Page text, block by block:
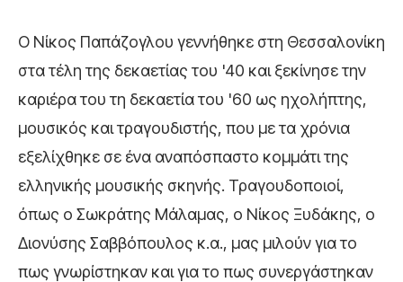
Ο Νίκος Παπάζογλου γεννήθηκε στη Θεσσαλονίκη
στα τέλη της δεκαετίας του '40 και ξεκίνησε την
καριέρα του τη δεκαετία του '60 ως ηχολήπτης,
μουσικός και τραγουδιστής, που με τα χρόνια
εξελίχθηκε σε ένα αναπόσπαστο κομμάτι της
ελληνικής μουσικής σκηνής. Τραγουδοποιοί,
όπως ο Σωκράτης Μάλαμας, ο Νίκος Ξυδάκης, ο
Διονύσης Σαββόπουλος κ.α., μας μιλούν για το
πως γνωρίστηκαν και για το πως συνεργάστηκαν